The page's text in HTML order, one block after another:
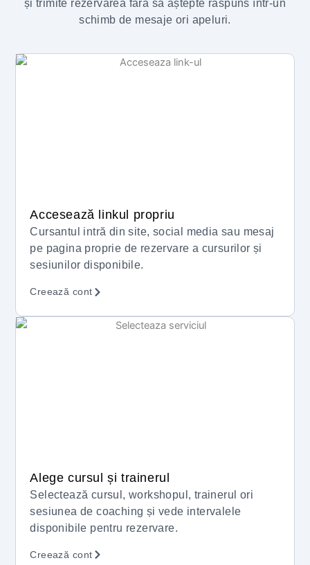
și trimite rezervarea fără să aștepte răspuns într-un
schimb de mesaje ori apeluri.
Accesează linkul propriu
Cursantul intră din site, social media sau mesaj
pe pagina proprie de rezervare a cursurilor și
sesiunilor disponibile.
Creează cont
Alege cursul și trainerul
Selectează cursul, workshopul, trainerul ori
sesiunea de coaching și vede intervalele
disponibile pentru rezervare.
Creează cont